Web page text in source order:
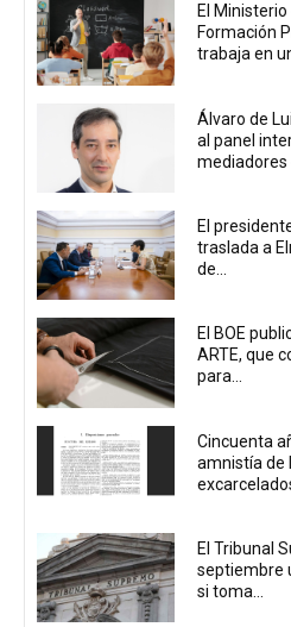
El
Formación
trabaja en
Álvaro de
al panel
mediadores
El
traslada a
de...
El BOE
ARTE, que
para...
Cincuenta
amnistía de
El Tribunal
septiembre
si toma...